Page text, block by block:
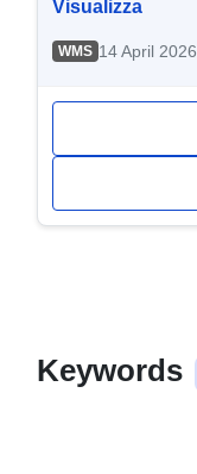
Visualizza
WMS 14 April 2026
Keywords